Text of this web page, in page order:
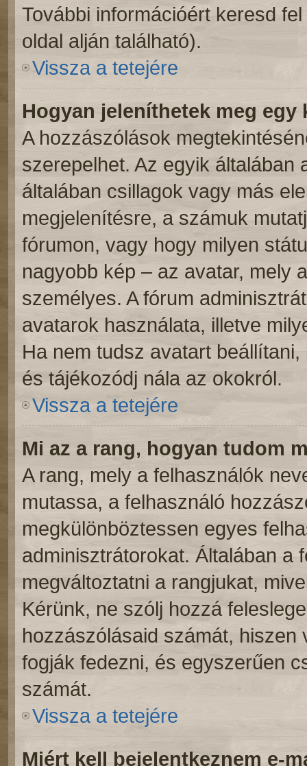
További információért keresd
oldal alján található).
Vissza a tetejére
Hogyan jeleníthetek meg
A hozzászólások
szerepelhet. Az egyik
általában csillagok vagy más
megjelenítésre, a számuk
fórumon, vagy hogy milyen
nagyobb kép – az avatar, mely
személyes. A fórum
avatarok használata, illetve
Ha nem tudsz avatart
és tájékozódj nála az okokról.
Vissza a tetejére
Mi az a rang, hogyan tudom
A rang, mely a felhasználók
mutassa, a felhasználó
megkülönböztessen egyes
adminisztrátorokat. Általában a
megváltoztatni a rangjukat,
Kérünk, ne szólj hozzá
hozzászólásaid számát,
fogják fedezni, és egyszerűen
számát.
Vissza a tetejére
Miért kell bejelentkeznem e-